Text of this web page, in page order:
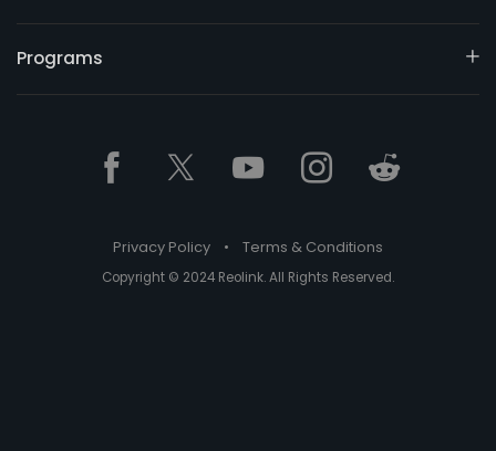
Programs
Privacy Policy • Terms & Conditions
Copyright © 2024 Reolink. All Rights Reserved.